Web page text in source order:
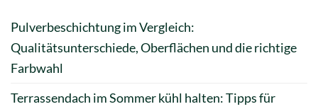
Pulverbeschichtung im Vergleich:
Qualitätsunterschiede, Oberflächen und die richtige
Farbwahl
Terrassendach im Sommer kühl halten: Tipps für